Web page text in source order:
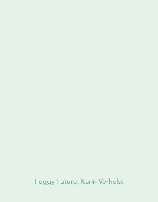
Foggy Future, Karin Verhelst